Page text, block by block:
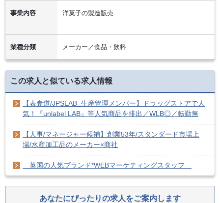
事業内容 洋菓子の製造販売
業種分類 メーカー／食品・飲料
この求人と似ている求人情報
【表参道/JPSLAB_生産管理メンバー】ドラッグストアで人
気！『unlabel LAB』等人気商品を排出／WLB◎／転勤無
【人事/マネージャー候補】創業53年/スタンダード市場上
場/水産加工品のメーカー×商社
英国の人気ブランド*WEBマーケティングスタッフ
あなたにぴったりの求人をご案内します